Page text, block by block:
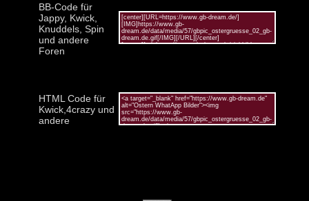
BB-Code für
Jappy, Kwick,
Knuddels, Spin
und andere
Foren
HTML Code für
Kwick,4crazy und
andere